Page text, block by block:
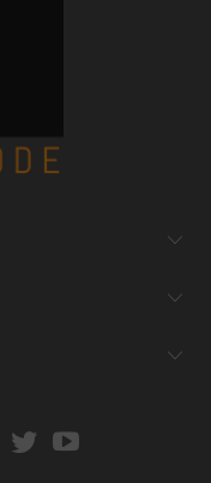
Strapcode
Strapcode